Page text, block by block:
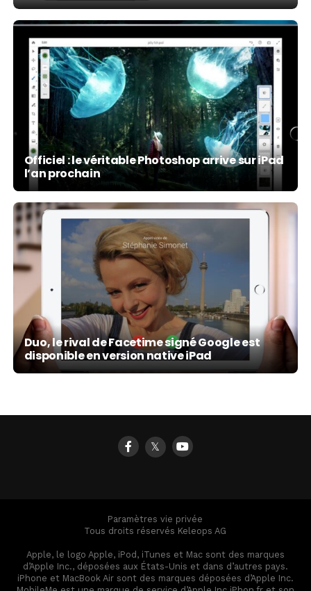
Officiel : le véritable Photoshop arrive sur iPad
l’an prochain
Duo, le rival de Facetime signé Google est
disponible en version native iPad
𝕏
Paramètres vie privée
Tous droits réservés Keleops AG
Apple, le logo Apple, iPod, iTunes et Mac sont des marques
d’Apple Inc., déposées aux États-Unis et dans d’autres pays.
iPhone et MacBook Air sont des marques déposées d’Apple Inc.